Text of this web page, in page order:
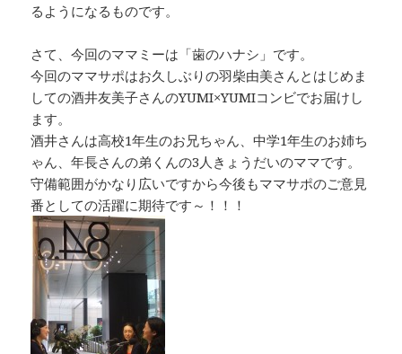
るようになるものです。
さて、今回のママミーは「歯のハナシ」です。
今回のママサポはお久しぶりの羽柴由美さんとはじめま
しての酒井友美子さんのYUMI×YUMIコンビでお届けし
ます。
酒井さんは高校1年生のお兄ちゃん、中学1年生のお姉ち
ゃん、年長さんの弟くんの3人きょうだいのママです。
守備範囲がかなり広いですから今後もママサポのご意見
番としての活躍に期待です～！！！